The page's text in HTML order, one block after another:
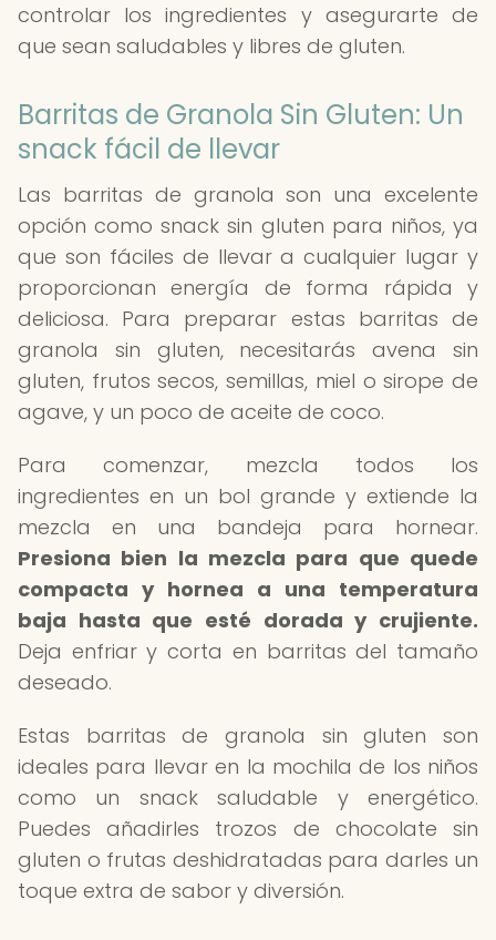
controlar los ingredientes y asegurarte de
que sean saludables y libres de gluten.
Barritas de Granola Sin Gluten: Un
snack fácil de llevar
Las barritas de granola son una excelente
opción como snack sin gluten para niños, ya
que son fáciles de llevar a cualquier lugar y
proporcionan energía de forma rápida y
deliciosa. Para preparar estas barritas de
granola sin gluten, necesitarás avena sin
gluten, frutos secos, semillas, miel o sirope de
agave, y un poco de aceite de coco.
Para comenzar, mezcla todos los
ingredientes en un bol grande y extiende la
mezcla en una bandeja para hornear.
Presiona bien la mezcla para que quede
compacta y hornea a una temperatura
baja hasta que esté dorada y crujiente.
Deja enfriar y corta en barritas del tamaño
deseado.
Estas barritas de granola sin gluten son
ideales para llevar en la mochila de los niños
como un snack saludable y energético.
Puedes añadirles trozos de chocolate sin
gluten o frutas deshidratadas para darles un
toque extra de sabor y diversión.